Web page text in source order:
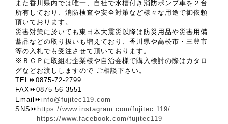
また香川県内では唯一、自社で水槽付き消防ポンプ車を２台
所有しており、消防検査や安全対策など様々な用途で御依頼
頂いております。
災害対策に於いても東日本大震災以降は防災用品や災害用備
蓄品などの取り扱いも増えており、香川県や高松市・三豊市
等の入札でも受注させて頂いております。
※ＢＣＰに取組む企業様や自治会様で購入検討の際はカタロ
グなどお渡ししますので ご相談下さい。
TEL⏩️0875-72-2799
FAX⏩️0875-56-3551
Email⏩️ info@fujitec119.com
SNS⏩️ https://www.instagram.com/fujitec.119/
https://www.facebook.com/fujitec119